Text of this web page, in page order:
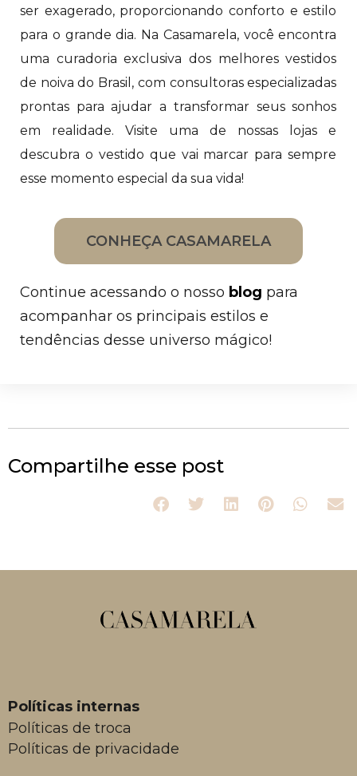
ser exagerado, proporcionando conforto e estilo
para o grande dia. Na Casamarela, você encontra
uma curadoria exclusiva dos melhores vestidos
de noiva do Brasil, com consultoras especializadas
prontas para ajudar a transformar seus sonhos
em realidade. Visite uma de nossas lojas e
descubra o vestido que vai marcar para sempre
esse momento especial da sua vida!
CONHEÇA CASAMARELA
Continue acessando o nosso blog para
acompanhar os principais estilos e
tendências desse universo mágico!
Compartilhe esse post
Políticas internas
Políticas de troca
Políticas de privacidade